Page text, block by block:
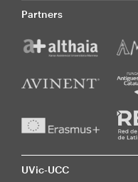
Partners
UVic-UCC